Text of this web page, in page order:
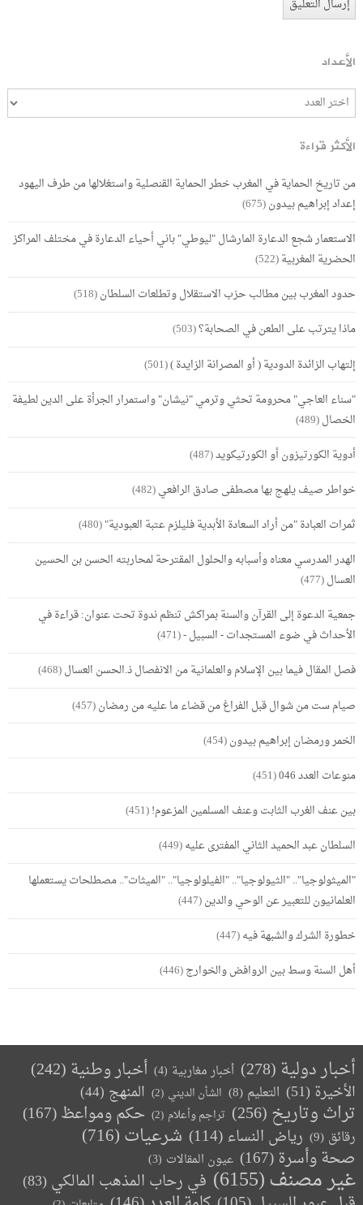
الأعداد
الأكثر قراءة
من تاريخ الحماية في المغرب خطر الحماية القنصلية واستغلالها من طرف اليهود
إعداد إبراهيم بيدون(675)
الاستعمار شجع الدعارة المارشال "ليوطي" باني أحياء الدعارة في مختلف المراكز
الحضرية المغربية(522)
حدود المغرب بين مطالب حزب الاستقلال وتطلعات السلطان(518)
ماذا يترتب على الطعن في الصحابة؟(503)
إلتهاب الزائدة الدودية ( أو المصرانة الزايدة )(501)
"سناء العاجي" محرومة تحثي وترمي "نيشان" واستمرار الجرأة على الدين لطيفة
الخصال(489)
أدوية الكورتيزون أو الكورتيكويد(487)
خواطر صيف يلهج بها مصطفى صادق الرافعي(482)
ثمرات العبادة "من أراد السعادة الأبدية فليلزم عتبة العبودية"(480)
الهدر المدرسي معناه وأسبابه والحلول المقترحة لمحاربته الحسن بن الحسين
العسال(477)
جمعية الدعوة إلى القرآن والسنة بمراكش تنظم ندوة تحت عنوان: قراءة في
الأحداث في ضوء المستجدات - السبيل -(471)
فصل المقال فيما بين الإسلام والعلمانية من الانفصال ذ.الحسن العسال(468)
صيام ست من شوال قبل الفراغ من قضاء ما عليه من رمضان(457)
الخمر ورمضان إبراهيم بيدون(454)
منوعات العدد 046
(451)
بين عنف الغرب الثابت وعنف المسلمين المزعوم!(451)
السلطان عبد الحميد الثاني المفترى عليه(449)
"الميثولوجيا".. "الثيولوجيا".. "الفيلولوجيا".. "الميثات".. مصطلحات يستعملها
العلمانيون للتعبير عن الوحي والدين(447)
خطورة الشرك والشبهة فيه(447)
أهل السنة وسط بين الروافض والخوارج(446)
أخبار دولية (278) أخبار مغاربية (4) أخبار وطنية(242)
الأخيرة (51) التعليم (8) الشأن الديني (2) المنهج (44)
تراث وتاريخ(256) تراجم وأعلام (2) حكم ومواعظ(167)
رقائق (9) رياض النساء(114) شرعيات(716)
صحة وأسرة(167) عيون المقالات (3)
غير مصنف(6155) في رحاب المذهب المالكي (83)